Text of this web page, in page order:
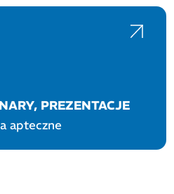
PREZENTACJE
apteczne